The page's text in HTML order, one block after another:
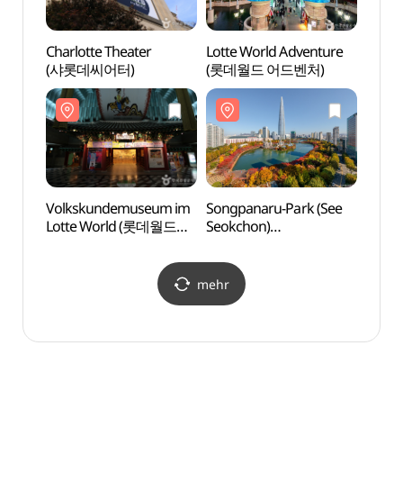
Charlotte Theater
(샤롯데씨어터)
Lotte World Adventure
(롯데월드 어드벤처)
Volkskundemuseum im
Lotte World (롯데월드
Songpanaru-Park (See
Seokchon)
mehr